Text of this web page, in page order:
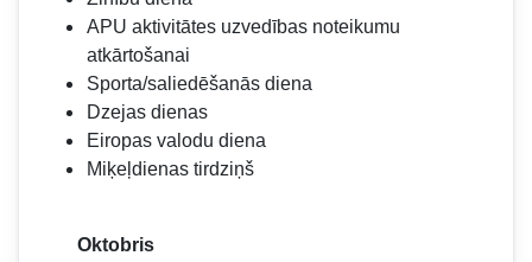
APU aktivitātes uzvedības noteikumu
atkārtošanai
Sporta/saliedēšanās diena
Dzejas dienas
Eiropas valodu diena
Miķeļdienas tirdziņš
Oktobris